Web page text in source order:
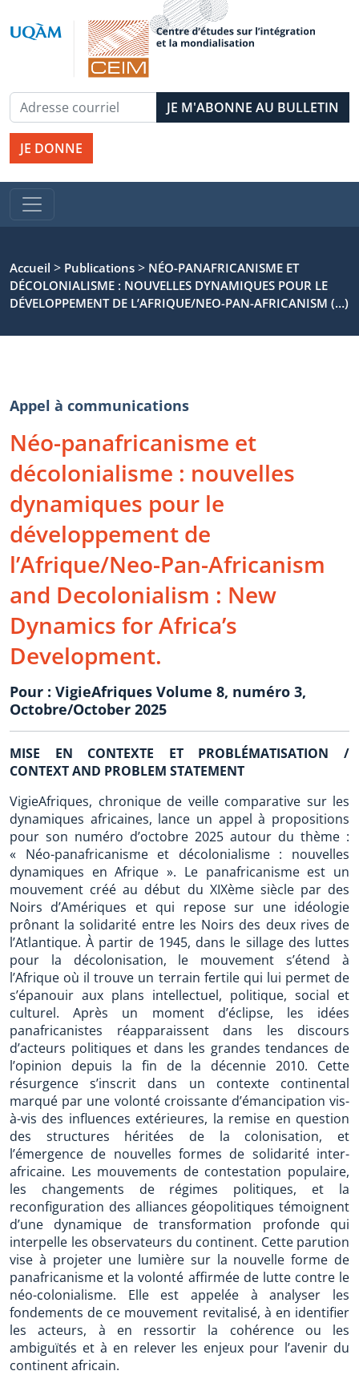
JE DONNE
Accueil > Publications > NÉO-PANAFRICANISME ET
DÉCOLONIALISME : NOUVELLES DYNAMIQUES POUR LE
DÉVELOPPEMENT DE L’AFRIQUE/NEO-PAN-AFRICANISM (…)
Appel à communications
Néo-panafricanisme et
décolonialisme : nouvelles
dynamiques pour le
développement de
l’Afrique/Neo-Pan-Africanism
and Decolonialism : New
Dynamics for Africa’s
Development.
Pour : VigieAfriques Volume 8, numéro 3,
Octobre/October 2025
MISE EN CONTEXTE ET PROBLÉMATISATION /
CONTEXT AND PROBLEM STATEMENT
VigieAfriques, chronique de veille comparative sur les
dynamiques africaines, lance un appel à propositions
pour son numéro d’octobre 2025 autour du thème :
« Néo-panafricanisme et décolonialisme : nouvelles
dynamiques en Afrique ». Le panafricanisme est un
mouvement créé au début du XIXème siècle par des
Noirs d’Amériques et qui repose sur une idéologie
prônant la solidarité entre les Noirs des deux rives de
l’Atlantique. À partir de 1945, dans le sillage des luttes
pour la décolonisation, le mouvement s’étend à
l’Afrique où il trouve un terrain fertile qui lui permet de
s’épanouir aux plans intellectuel, politique, social et
culturel. Après un moment d’éclipse, les idées
panafricanistes réapparaissent dans les discours
d’acteurs politiques et dans les grandes tendances de
l’opinion depuis la fin de la décennie 2010. Cette
résurgence s’inscrit dans un contexte continental
marqué par une volonté croissante d’émancipation vis-
à-vis des influences extérieures, la remise en question
des structures héritées de la colonisation, et
l’émergence de nouvelles formes de solidarité inter-
africaine. Les mouvements de contestation populaire,
les changements de régimes politiques, et la
reconfiguration des alliances géopolitiques témoignent
d’une dynamique de transformation profonde qui
interpelle les observateurs du continent. Cette parution
vise à projeter une lumière sur la nouvelle forme de
panafricanisme et la volonté affirmée de lutte contre le
néo-colonialisme. Elle est appelée à analyser les
fondements de ce mouvement revitalisé, à en identifier
les acteurs, à en ressortir la cohérence ou les
ambiguïtés et à en relever les enjeux pour l’avenir du
continent africain.